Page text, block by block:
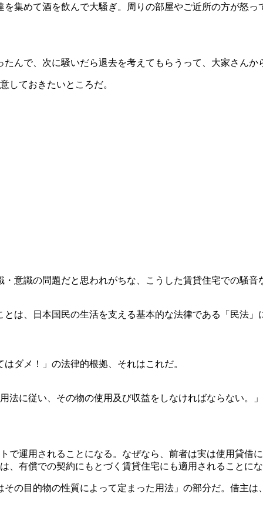
集めて酒を飲んで大騒ぎ。周りの部屋やご近所の方が怒
んで、次に騒いだら退去を考えてもらうって、大家さんか
しておきたいところだ。
意識の問題だと思われがちな、こうした賃貸住宅での騒
は、日本国民の生活を支える基本的な法律である「民法」
ダメ！」の法律的根拠、それはこれだ。
に従い、その物の使用及び収益をしなければならない。」
で運用されることになる。なぜなら、前者は実は使用貸借
、有償での契約にもとづく賃貸住宅にも適用されることに
の目的物の性質によって定まった用法」の部分だ。借主